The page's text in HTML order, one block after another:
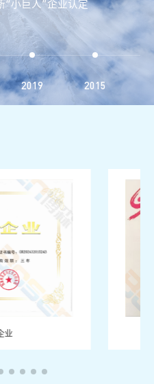
“小巨人”企业认定
2019 2015
业